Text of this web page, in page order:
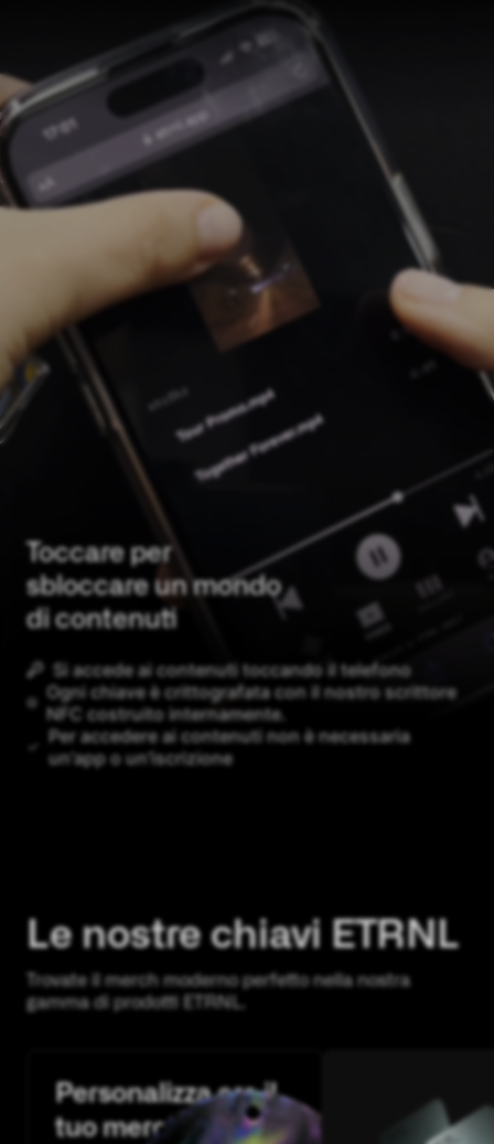
Toccare per
sbloccare un mondo
di contenuti
Si accede ai contenuti toccando il telefono
Ogni chiave è crittografata con il nostro scrittore
NFC costruito internamente.
Per accedere ai contenuti non è necessaria
un'app o un'iscrizione
Le nostre chiavi ETRNL
Trovate il merch moderno perfetto nella nostra
gamma di prodotti ETRNL.
Personalizza ora il
tuo merch